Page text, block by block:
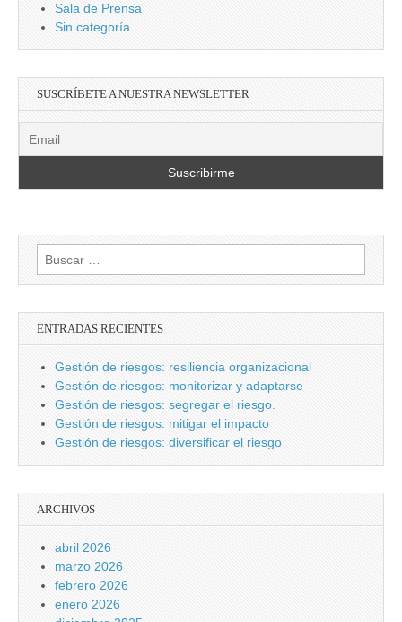
Sala de Prensa
Sin categoría
SUSCRÍBETE A NUESTRA NEWSLETTER
Buscar:
ENTRADAS RECIENTES
Gestión de riesgos: resiliencia organizacional
Gestión de riesgos: monitorizar y adaptarse
Gestión de riesgos: segregar el riesgo.
Gestión de riesgos: mitigar el impacto
Gestión de riesgos: diversificar el riesgo
ARCHIVOS
abril 2026
marzo 2026
febrero 2026
enero 2026